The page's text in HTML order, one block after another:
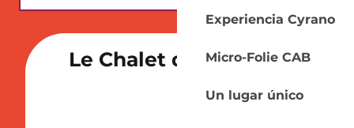
Experiencia Cyrano
Micro-Folie CAB
Un lugar único
Productores locales
Le Chalet des Vignes